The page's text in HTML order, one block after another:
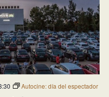
Autocine: día del espectador